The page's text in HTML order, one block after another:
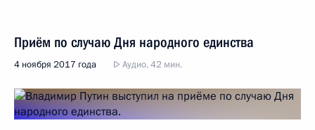
Приём по случаю Дня народного единства
4 ноября 2017 года Аудио, 42 мин.